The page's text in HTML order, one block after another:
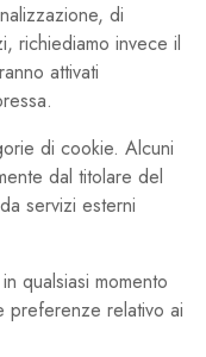
di
richiediamo invece il
attivati
di cookie. Alcuni
dal titolare del
servizi esterni
qualsiasi momento
preferenze relativo ai